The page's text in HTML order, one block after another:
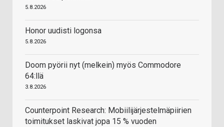
5.8.2026
Honor uudisti logonsa
5.8.2026
Doom pyörii nyt (melkein) myös Commodore
64:llä
3.8.2026
Counterpoint Research: Mobiilijärjestelmäpiirien
toimitukset laskivat jopa 15 % vuoden